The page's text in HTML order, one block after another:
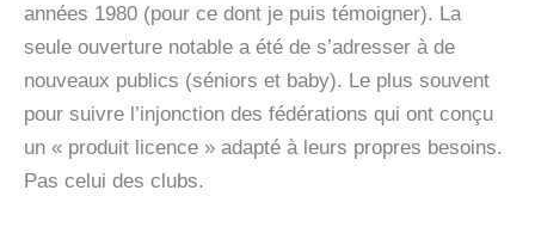
années 1980 (pour ce dont je puis témoigner). La
seule ouverture notable a été de s’adresser à de
nouveaux publics (séniors et baby). Le plus souvent
pour suivre l’injonction des fédérations qui ont conçu
un « produit licence » adapté à leurs propres besoins.
Pas celui des clubs.